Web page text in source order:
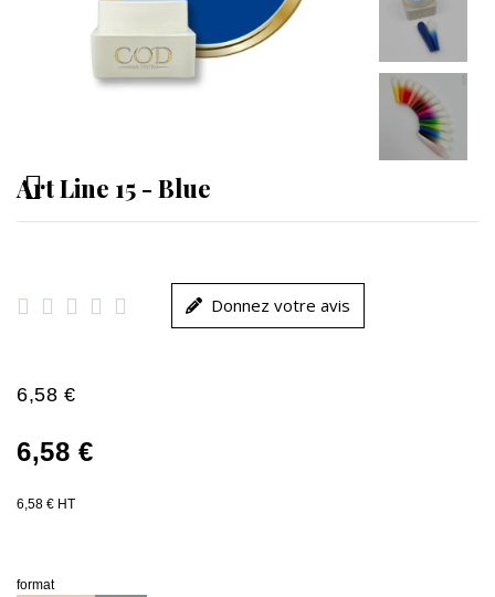
Art Line 15 - Blue
     Donnez votre avis
6,58 €
6,58 €
6,58 € HT
format